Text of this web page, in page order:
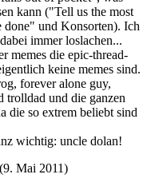
kann ("Tell us the most
done" und Konsorten). Ich
immer loslachen...
memes die epic-thread-
keine memes sind.
forever alone guy,
trolldad und die ganzen
die so extrem beliebt sind
wichtig: uncle dolan!
(9. Mai 2011)